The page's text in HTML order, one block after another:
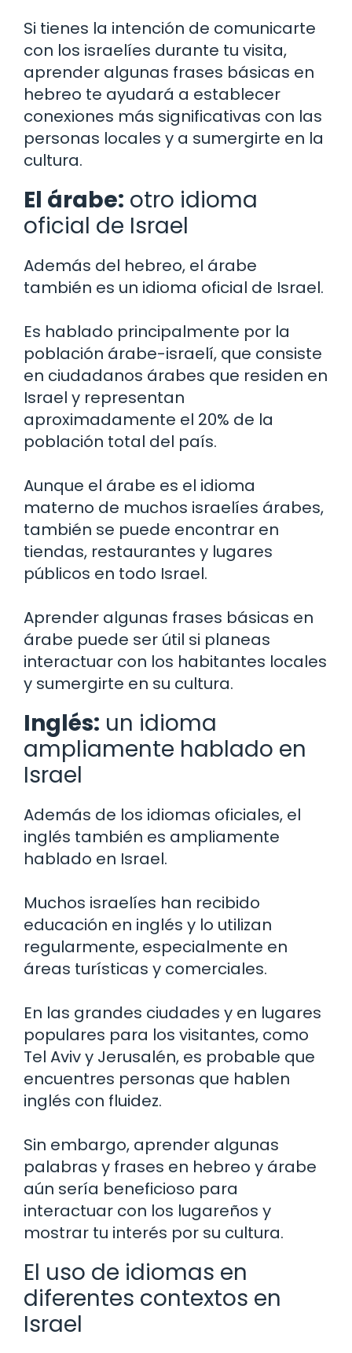
Si tienes la intención de comunicarte
con los israelíes durante tu visita,
aprender algunas frases básicas en
hebreo te ayudará a establecer
conexiones más significativas con las
personas locales y a sumergirte en la
cultura.
El árabe: otro idioma
oficial de Israel
Además del hebreo, el árabe
también es un idioma oficial de Israel.
Es hablado principalmente por la
población árabe-israelí, que consiste
en ciudadanos árabes que residen en
Israel y representan
aproximadamente el 20% de la
población total del país.
Aunque el árabe es el idioma
materno de muchos israelíes árabes,
también se puede encontrar en
tiendas, restaurantes y lugares
públicos en todo Israel.
Aprender algunas frases básicas en
árabe puede ser útil si planeas
interactuar con los habitantes locales
y sumergirte en su cultura.
Inglés: un idioma
ampliamente hablado en
Israel
Además de los idiomas oficiales, el
inglés también es ampliamente
hablado en Israel.
Muchos israelíes han recibido
educación en inglés y lo utilizan
regularmente, especialmente en
áreas turísticas y comerciales.
En las grandes ciudades y en lugares
populares para los visitantes, como
Tel Aviv y Jerusalén, es probable que
encuentres personas que hablen
inglés con fluidez.
Sin embargo, aprender algunas
palabras y frases en hebreo y árabe
aún sería beneficioso para
interactuar con los lugareños y
mostrar tu interés por su cultura.
El uso de idiomas en
diferentes contextos en
Israel